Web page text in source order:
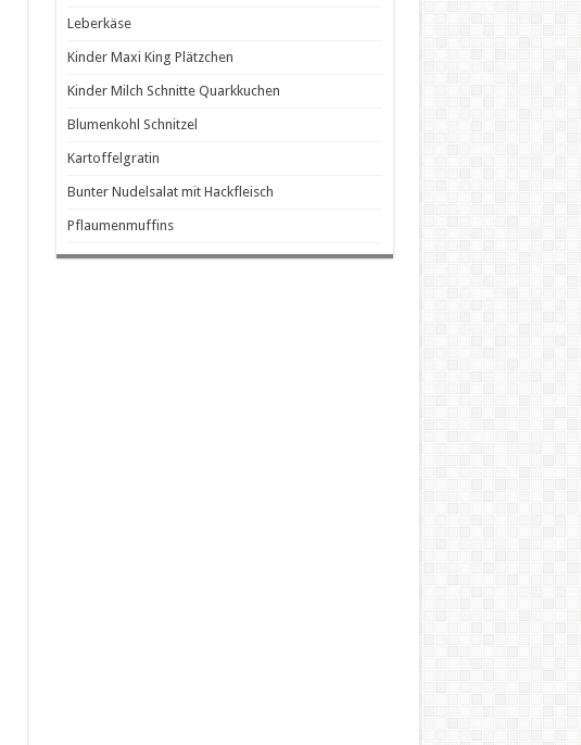
Leberkäse
Kinder Maxi King Plätzchen
Kinder Milch Schnitte Quarkkuchen
Blumenkohl Schnitzel
Kartoffelgratin
Bunter Nudelsalat mit Hackfleisch
Pflaumenmuffins